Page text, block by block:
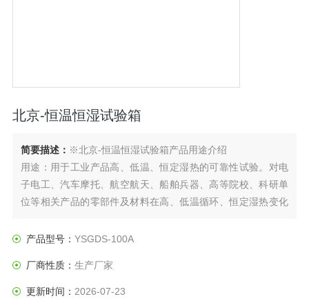
北京-恒温恒湿试验箱
简要描述： ※北京-恒温恒湿试验箱产品用途介绍
用途：用于工业产品高、低温、恒定湿热的可靠性试验。对电
子电工、汽车摩托、航空航天、船舶兵器、高等院校、科研单
位等相关产品的零部件及材料在高、低温循环、恒定湿热变化
产品型号： YSGDS-100A
厂商性质： 生产厂家
更新时间： 2026-07-23